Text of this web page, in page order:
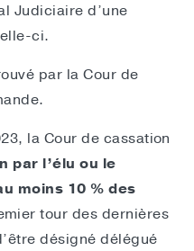
Judiciaire d’une
ci.
par la Cour de
la Cour de cassation
par l’élu ou le
moins 10 % des
tour des dernières
désigné délégué